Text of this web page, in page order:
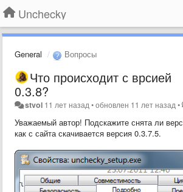
Unchecky
General Вопросы
Что происходит с врсией
0.3.8?
stvol 11 лет назад •обновлен 11 лет назад •
Уважаемый автор! Подскажите снята ли
как с сайта скачивается версия 0.3.7.5.